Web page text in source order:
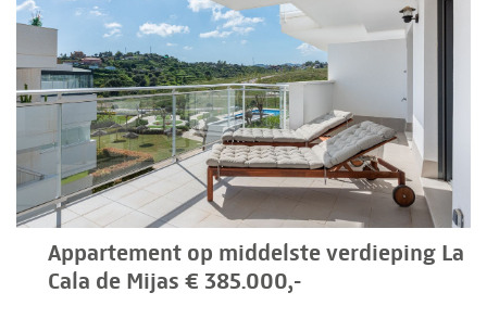
Appartement op middelste verdieping La
Cala de Mijas € 385.000,-